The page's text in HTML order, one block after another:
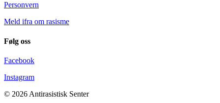
Personvern
Meld ifra om rasisme
Følg oss
Facebook
Instagram
© 2026 Antirasistisk Senter